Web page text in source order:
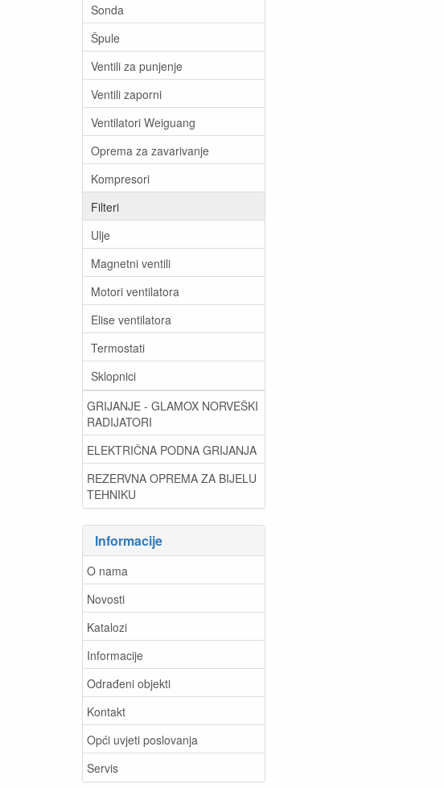
Sonda
Špule
Ventili za punjenje
Ventili zaporni
Ventilatori Weiguang
Oprema za zavarivanje
Kompresori
Filteri
Ulje
Magnetni ventili
Motori ventilatora
Elise ventilatora
Termostati
Sklopnici
GRIJANJE - GLAMOX NORVEŠKI
RADIJATORI
ELEKTRIČNA PODNA GRIJANJA
REZERVNA OPREMA ZA BIJELU
TEHNIKU
Informacije
O nama
Novosti
Katalozi
Informacije
Odrađeni objekti
Kontakt
Opći uvjeti poslovanja
Servis